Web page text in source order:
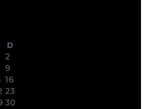
D
2
9
16
23
30